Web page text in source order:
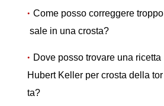
Come posso correggere troppo
sale in una crosta?
Dove posso trovare una ricetta
Hubert Keller per crosta della tor
ta?